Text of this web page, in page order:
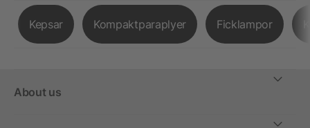
Kepsar Kompaktparaplyer Ficklampor
About us